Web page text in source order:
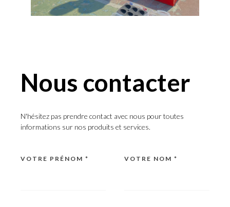
Nous contacter
N'hésitez pas prendre contact avec nous pour toutes
informations sur nos produits et services.
VOTRE PRÉNOM * VOTRE NOM *